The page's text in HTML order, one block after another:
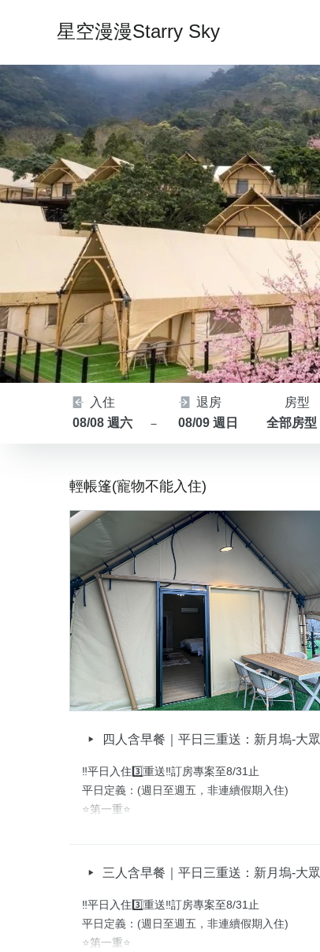
星空漫漫Starry Sky
入住
08/08 週六
－
退房
08/09 週日
房型
全部房型
輕帳篷(寵物不能入住)
四人含早餐｜平日三重送：新月塢-大
‼️平日入住3️⃣重送‼️訂房專案至8/31止
平日定義：(週日至週五，非連續假期入住)
⭐第一重⭐
✅大眾池需著泳裝、泳帽方可入池，詳細規範依
✅ 免費票卷或無支付房款入住之訂單無贈送。
🔹【新月塢-新竹縣尖石鄉160號】
三人含早餐｜平日三重送：新月塢-大
‼️平日入住3️⃣重送‼️訂房專案至8/31止
平日定義：(週日至週五，非連續假期入住)
⭐第一重⭐